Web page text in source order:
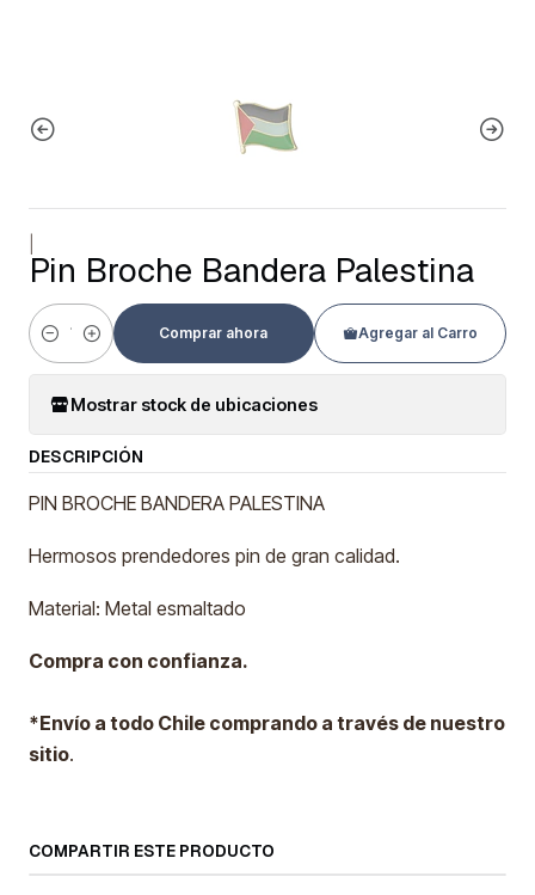
Pin Broche Bandera Palestina
Cantidad
Agregar al Carro
Comprar ahora
Mostrar stock de ubicaciones
DESCRIPCIÓN
PIN BROCHE BANDERA PALESTINA
Hermosos prendedores pin de gran calidad.
Material: Metal esmaltado
Compra con confianza.
*Envío a todo Chile comprando a través de nuestro
sitio.
COMPARTIR ESTE PRODUCTO